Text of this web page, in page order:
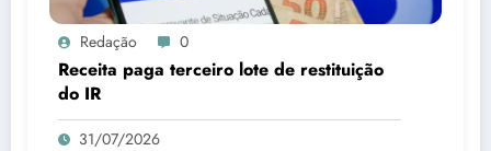
Redação 0
Receita paga terceiro lote de restituição
do IR
31/07/2026